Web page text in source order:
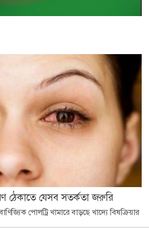
ঠেকাতে যেসব সতর্কতা জরুরি
পোলট্রি খামারে বাড়ছে খাদ্যে বিষক্রিয়ার